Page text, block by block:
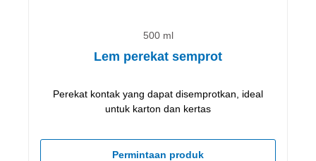
500 ml
Lem perekat semprot
Perekat kontak yang dapat disemprotkan, ideal
untuk karton dan kertas
Permintaan produk